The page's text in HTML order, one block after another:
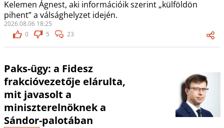
Kelemen Ágnest, aki információik szerint „külföldön
pihent” a válsághelyzet idején.
2026.08.06 18:25
0
5 23
Paks-ügy: a Fidesz
frakcióvezetője elárulta,
mit javasolt a
miniszterelnöknek a
Sándor-palotában